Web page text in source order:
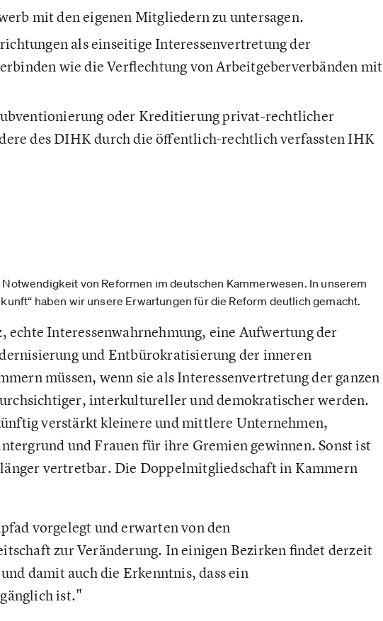
mit den eigenen Mitgliedern zu untersagen.
als einseitige Interessenvertretung der
wie die Verflechtung von Arbeitgeberverbänden mit
oder Kreditierung privat-rechtlicher
des DIHK durch die öffentlich-rechtlich verfassten IHK
von Reformen im deutschen Kammerwesen. In unserem
haben wir unsere Erwartungen für die Reform deutlich gemacht.
echte Interessenwahrnehmung, eine Aufwertung der
und Entbürokratisierung der inneren
müssen, wenn sie als Interessenvertretung der ganzen
interkultureller und demokratischer werden.
verstärkt kleinere und mittlere Unternehmen,
und Frauen für ihre Gremien gewinnen. Sonst ist
vertretbar. Die Doppelmitgliedschaft in Kammern
vorgelegt und erwarten von den
zur Veränderung. In einigen Bezirken findet derzeit
damit auch die Erkenntnis, dass ein
ist."